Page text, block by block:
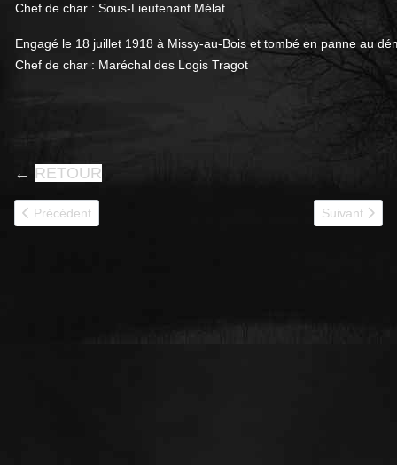
Chef de char : Sous-Lieutenant Mélat
Engagé le 18 juillet 1918 à Missy-au-Bois et tombé en panne au
Chef de char : Maréchal des Logis Tragot
← RETOUR
Article précédent : 62639
Précédent Article
Suivant